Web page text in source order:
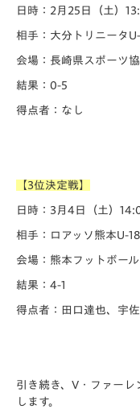
日時：2月25日（土）
相手：大分トリニータ
会場：長崎県スポーツ
結果：0-5
得点者：なし
【3位決定戦】
日時：3月4日（土）
相手：ロアッソ熊本U-18
会場：熊本フットボー
結果：4-1
得点者：田口達也、宇
引き続き、V・ファー
します。